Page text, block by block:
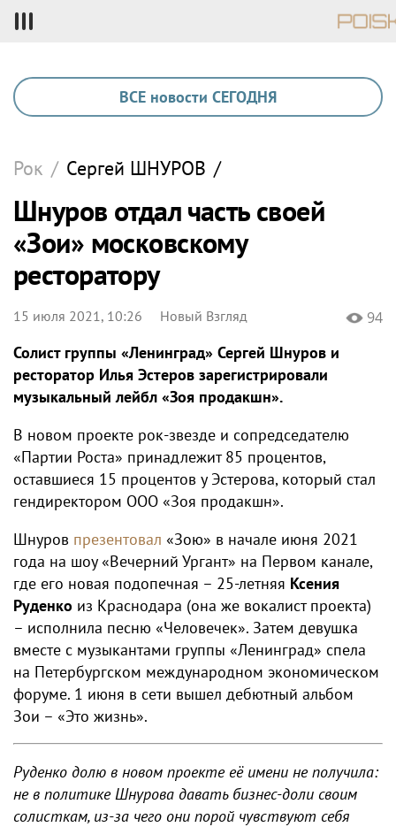
ВСЕ новости СЕГОДНЯ
Рок / Сергей ШНУРОВ /
Шнуров отдал часть своей
«Зои» московскому
ресторатору
15 июля 2021, 10:26 Новый Взгляд 94
Солист группы «Ленинград» Сергей Шнуров и
ресторатор Илья Эстеров зарегистрировали
музыкальный лейбл «Зоя продакшн».
В новом проекте рок-звезде и сопредседателю
«Партии Роста» принадлежит 85 процентов,
оставшиеся 15 процентов у Эстерова, который стал
гендиректором ООО «Зоя продакшн».
Шнуров презентовал «Зою» в начале июня 2021
года на шоу «Вечерний Ургант» на Первом канале,
где его новая подопечная – 25-летняя Ксения
Руденко из Краснодара (она же вокалист проекта)
– исполнила песню «Человечек». Затем девушка
вместе с музыкантами группы «Ленинград» спела
на Петербургском международном экономическом
форуме. 1 июня в сети вышел дебютный альбом
Зои – «Это жизнь».
Руденко долю в новом проекте её имени не получила:
не в политике Шнурова давать бизнес-доли своим
солисткам, из-за чего они порой чувствуют себя